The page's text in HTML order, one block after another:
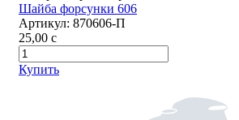
Шайба форсунки 606
Артикул: 870606-П
25,00 c
Купить